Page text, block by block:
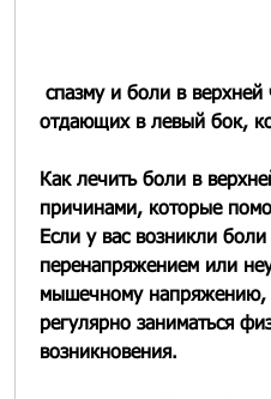
отдающих в левый бок,
Как лечить боли в
причинами, которые
Если у вас возникли
перенапряжением или
мышечному напряжению,
регулярно заниматься
возникновения.